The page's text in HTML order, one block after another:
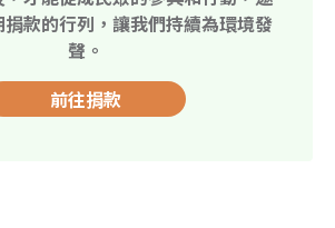
款的行列，讓我們持續為環境發
聲。
前往捐款